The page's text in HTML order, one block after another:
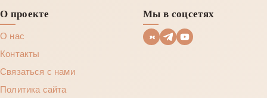
О проекте
О нас
Контакты
Связаться с нами
Политика сайта
Мы в соцсетях